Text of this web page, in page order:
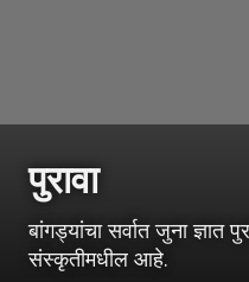
पुरावा
बांगड्यांचा सर्वात जुना ज्ञात
संस्कृतीमधील आहे.